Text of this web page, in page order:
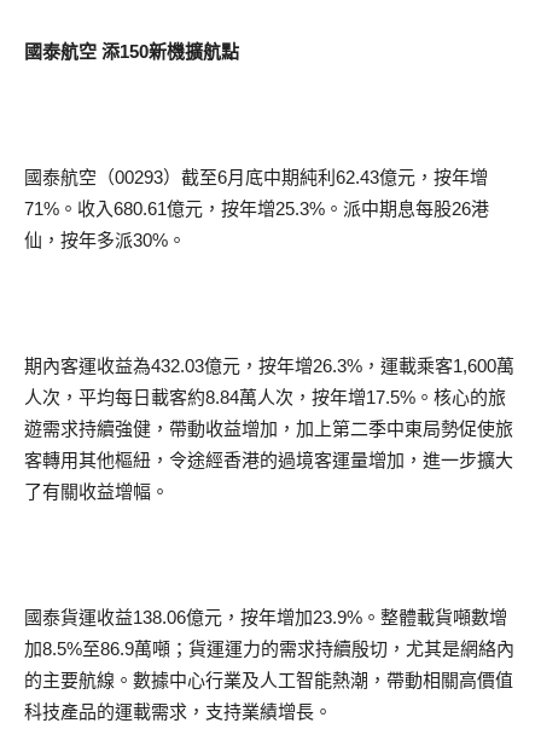
國泰航空 添150新機擴航點
國泰航空（00293）截至6月底中期純利62.43億元，按年增
71%。收入680.61億元，按年增25.3%。派中期息每股26港
仙，按年多派30%。
期內客運收益為432.03億元，按年增26.3%，運載乘客1,600萬
人次，平均每日載客約8.84萬人次，按年增17.5%。核心的旅
遊需求持續強健，帶動收益增加，加上第二季中東局勢促使旅
客轉用其他樞紐，令途經香港的過境客運量增加，進一步擴大
了有關收益增幅。
國泰貨運收益138.06億元，按年增加23.9%。整體載貨噸數增
加8.5%至86.9萬噸；貨運運力的需求持續殷切，尤其是網絡內
的主要航線。數據中心行業及人工智能熱潮，帶動相關高價值
科技產品的運載需求，支持業績增長。